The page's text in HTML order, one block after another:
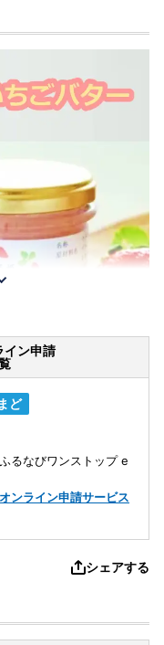
イン申請
ど
るなびワンストップ e
ンライン申請サービス
シェアする